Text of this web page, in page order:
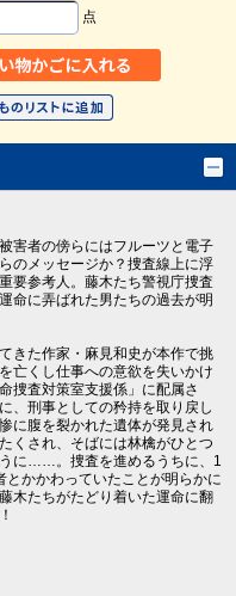
点
害者の傍らにはフルーツと電子
のメッセージか？捜査線上に浮
要参考人。藤木たち警視庁捜査
命に弄ばれた男たちの過去が明
きた作家・麻見和史が本作で挑
亡くし仕事への意欲を失いかけ
捜査対策室支援係」に配属さ
、刑事としての矜持を取り戻し
に腹を裂かれた遺体が発見され
くされ、そばには林檎がひとつ
に……。捜査を進めるうちに、1
かかわっていたことが明らかに
木たちがたどり着いた運命に翻
！